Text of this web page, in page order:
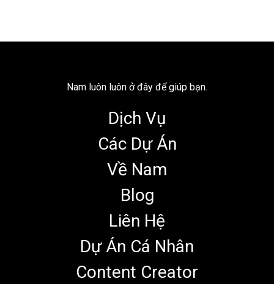
Nam luôn luôn ở đây để giúp bạn.
Dịch Vụ
Các Dự Án
Về Nam
Blog
Liên Hệ
Dự Án Cá Nhân
Content Creator